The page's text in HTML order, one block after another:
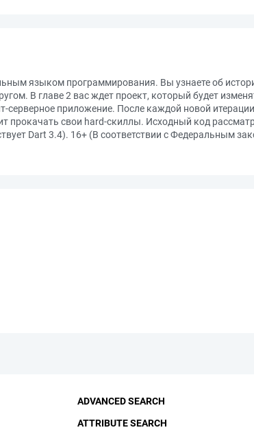
языком программирования. Вы узнаете об
В главе 2 вас ждет проект, который будет
приложение. После каждой новой
прокачать свои hard-скиллы. Исходный код
Dart 3.4). 16+ (В соответствии с Федеральным
ADVANCED SEARCH
ATTRIBUTE SEARCH